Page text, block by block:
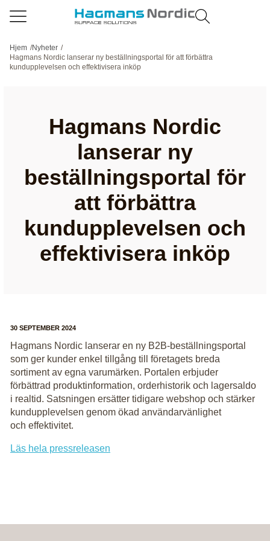
Hjem /Nyheter /
Hagmans Nordic lanserar ny beställningsportal för att förbättra
kundupplevelsen och effektivisera inköp
Hagmans Nordic
lanserar ny
beställningsportal för
att förbättra
kundupplevelsen och
effektivisera inköp
30 SEPTEMBER 2024
Hagmans Nordic lanserar en ny B2B-beställningsportal
som ger kunder enkel tillgång till företagets breda
sortiment av egna varumärken. Portalen erbjuder
förbättrad produktinformation, orderhistorik och lagersaldo
i realtid. Satsningen ersätter tidigare webshop och stärker
kundupplevelsen genom ökad användarvänlighet
och effektivitet.
Läs hela pressreleasen